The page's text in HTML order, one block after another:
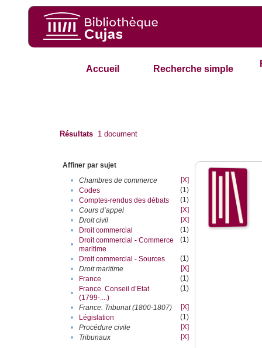
Accueil Recherche simple
Résultats 1 document
Affiner par sujet
•
Chambres de commerce
[X]
•
Codes
(1)
•
Comptes-rendus des débats
(1)
•
Cours d’appel
[X]
•
Droit civil
[X]
•
Droit commercial
(1)
•
Droit commercial - Commerce
maritime
(1)
• Droit commercial - Sources
(1)
•
Droit maritime
[X]
•
France
(1)
•
France. Conseil d’Etat
(1799-....)
(1)
• France. Tribunat (1800-1807)
[X]
•
Législation
(1)
•
Procédure civile
[X]
•
Tribunaux
[X]